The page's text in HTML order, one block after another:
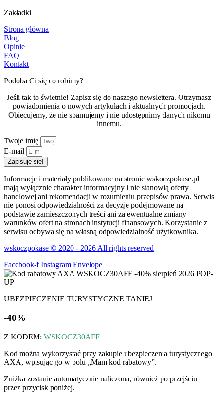
Zakładki
Strona główna
Blog
Opinie
FAQ
Kontakt
Podoba Ci się co robimy?
Jeśli tak to świetnie! Zapisz się do naszego newslettera. Otrzymasz
powiadomienia o nowych artykułach i aktualnych promocjach.
Obiecujemy, że nie spamujemy i nie udostępnimy danych nikomu
innemu.
Twoje imię
E-mail
Zapisuję się!
Informacje i materiały publikowane na stronie wskoczpokase.pl
mają wyłącznie charakter informacyjny i nie stanowią oferty
handlowej ani rekomendacji w rozumieniu przepisów prawa. Serwis
nie ponosi odpowiedzialności za decyzje podejmowane na
podstawie zamieszczonych treści ani za ewentualne zmiany
warunków ofert na stronach instytucji finansowych. Korzystanie z
serwisu odbywa się na własną odpowiedzialność użytkownika.
wskoczpokase © 2020 - 2026 All rights reserved
Facebook-f Instagram Envelope
UBEZPIECZENIE TURYSTYCZNE TANIEJ
-40%
Z KODEM: WSKOCZ30AFF
Kod można wykorzystać przy zakupie ubezpieczenia turystycznego
AXA, wpisując go w polu „Mam kod rabatowy”.
Zniżka zostanie automatycznie naliczona, również po przejściu
przez przycisk poniżej.